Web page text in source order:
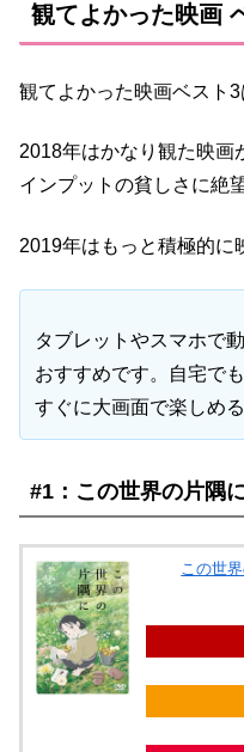
観てよかった映画
観てよかった映画ベスト3
2018年はかなり観た映画
インプットの貧しさに絶
2019年はもっと積極的に
タブレットやスマホで
おすすめです。自宅で
すぐに大画面で楽しめる
#1：この世界の片隅
この世